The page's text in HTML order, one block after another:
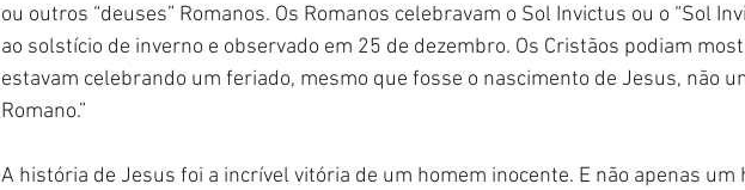
ou outros “deuses” Romanos. Os Romanos celebravam o Sol Invictus ou o “Sol
ao solstício de inverno e observado em 25 de dezembro. Os Cristãos podiam
estavam celebrando um feriado, mesmo que fosse o nascimento de Jesus, não
Romano.”
A história de Jesus foi a incrível vitória de um homem inocente. E não apenas um